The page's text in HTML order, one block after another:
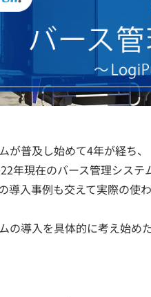
が普及し始めて4年が経ち
年現在のバース管理システ
入事例も交えて実際の使わ
の導入を具体的に考え始